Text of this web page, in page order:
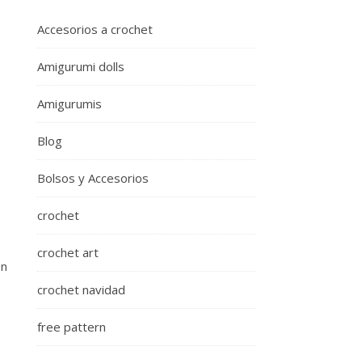
Accesorios a crochet
Amigurumi dolls
Amigurumis
Blog
Bolsos y Accesorios
crochet
crochet art
crochet navidad
free pattern